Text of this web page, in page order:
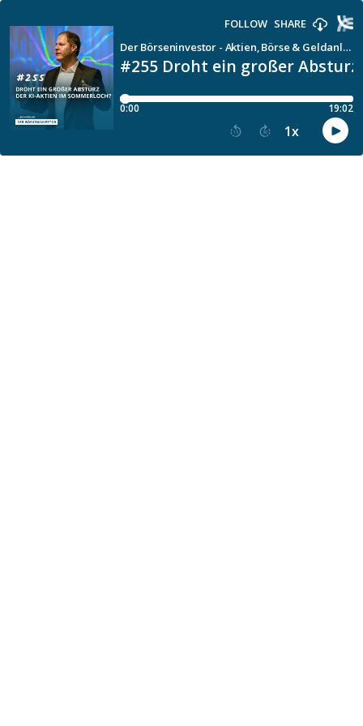
#255 Droht ein großer Absturz
Der Börseninvestor - Aktien, Börse & Geldanlage mit Ulrich Müller
FOLLOW SHARE
0:00 19:02
15 30 1x